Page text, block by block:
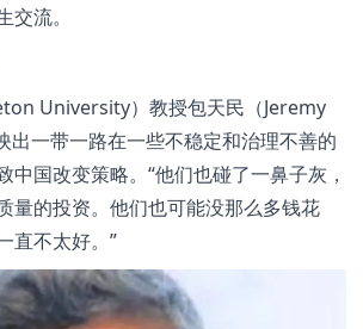
流。
University）教授包天民（Jeremy
出一带一路在一些不稳定和治理不善的
中国改变策略。
他们也碰了一鼻子灰，
量的投资。他们也可能没那么多钱花
不太好。